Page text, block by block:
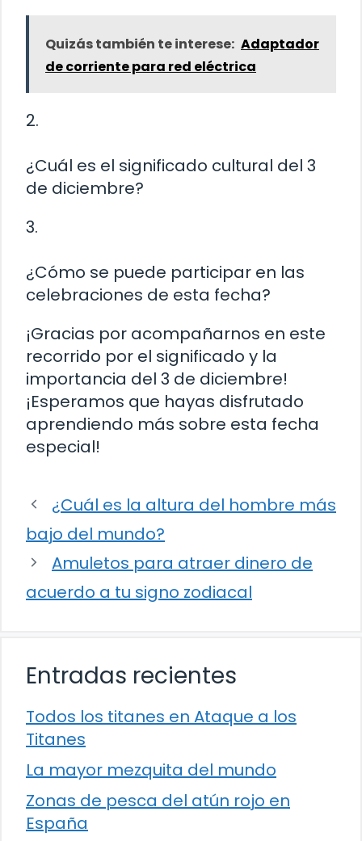
Quizás también te interese: Adaptador
de corriente para red eléctrica
2.
¿Cuál es el significado cultural del 3
de diciembre?
3.
¿Cómo se puede participar en las
celebraciones de esta fecha?
¡Gracias por acompañarnos en este
recorrido por el significado y la
importancia del 3 de diciembre!
¡Esperamos que hayas disfrutado
aprendiendo más sobre esta fecha
especial!
¿Cuál es la altura del hombre más
bajo del mundo?
Amuletos para atraer dinero de
acuerdo a tu signo zodiacal
Entradas recientes
Todos los titanes en Ataque a los
Titanes
La mayor mezquita del mundo
Zonas de pesca del atún rojo en
España